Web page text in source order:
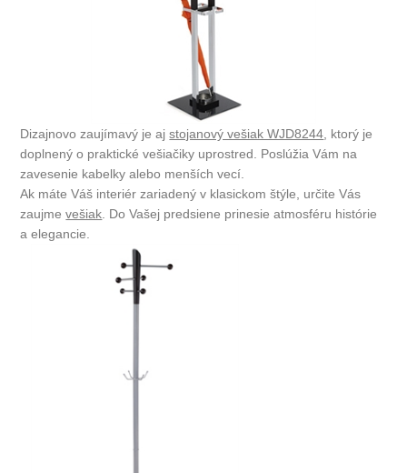
Dizajnovo zaujímavý je ajstojanový vešiak WJD8244 , ktorý je
doplnený o praktické vešiačiky uprostred. Poslúžia Vám na
zavesenie kabelky alebo menších vecí.
Ak máte Váš interiér zariadený v klasickom štýle, určite Vás
zaujmevešiak . Do Vašej predsiene prinesie atmosféru histórie
a elegancie.